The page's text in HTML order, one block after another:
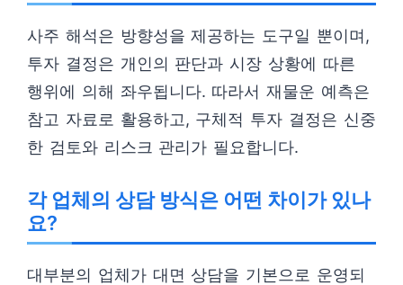
사주 해석은 방향성을 제공하는 도구일 뿐이며,
투자 결정은 개인의 판단과 시장 상황에 따른
행위에 의해 좌우됩니다. 따라서 재물운 예측은
참고 자료로 활용하고, 구체적 투자 결정은 신중
한 검토와 리스크 관리가 필요합니다.
각 업체의 상담 방식은 어떤 차이가 있나
요?
대부분의 업체가 대면 상담을 기본으로 운영되